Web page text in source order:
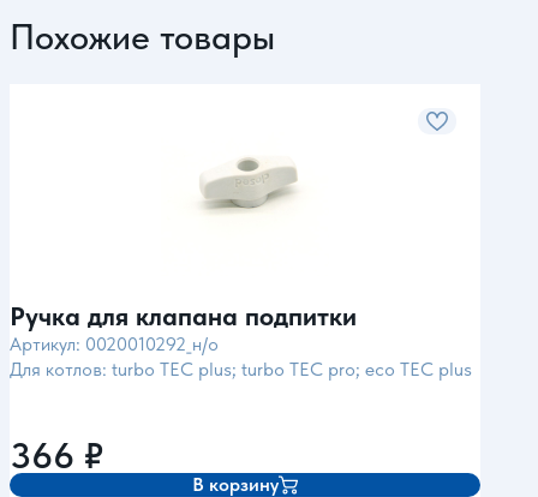
Похожие товары
Ручка для клапана подпитки
Артикул: 0020010292_н/о
Для котлов: turbo TEC plus; turbo TEC pro; eco TEC plus
366 ₽
В корзину